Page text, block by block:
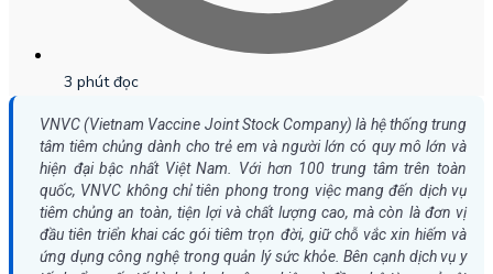
3 phút đọc
VNVC (Vietnam Vaccine Joint Stock Company) là hệ thống trung
tâm tiêm chủng dành cho trẻ em và người lớn có quy mô lớn và
hiện đại bậc nhất Việt Nam. Với hơn 100 trung tâm trên toàn
quốc, VNVC không chỉ tiên phong trong việc mang đến dịch vụ
tiêm chủng an toàn, tiện lợi và chất lượng cao, mà còn là đơn vị
đầu tiên triển khai các gói tiêm trọn đời, giữ chỗ vắc xin hiếm và
ứng dụng công nghệ trong quản lý sức khỏe. Bên cạnh dịch vụ y